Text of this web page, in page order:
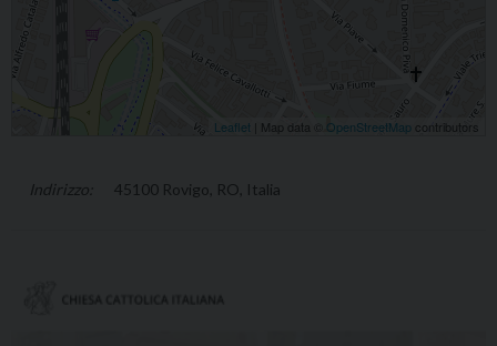
Leaflet | Map data © OpenStreetMap contributors
45100 Rovigo, RO, Italia